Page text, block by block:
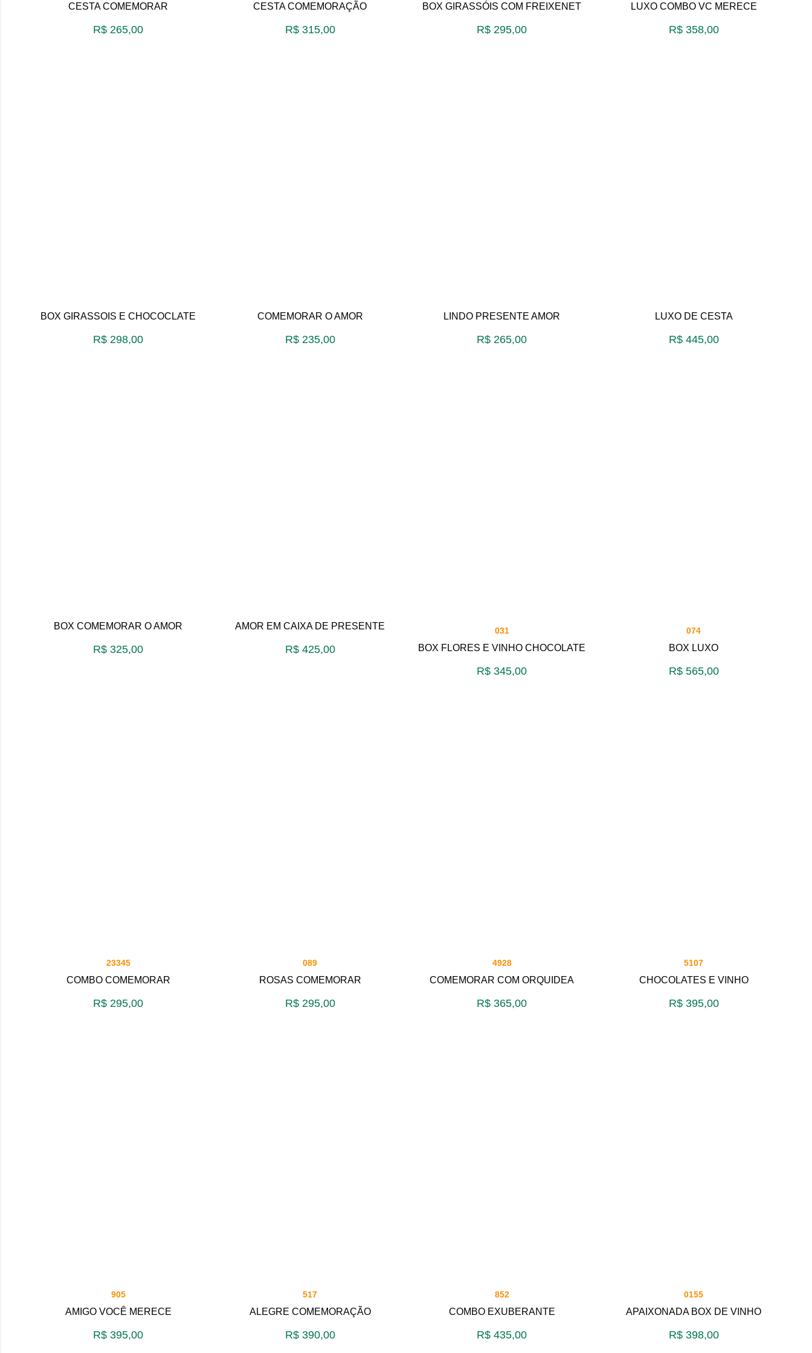
CESTA COMEMORAR
R$ 265,00
CESTA COMEMORAÇÃO
R$315,00
BOX GIRASSÓIS COM FREIXENET
R$ 295,00
LUXO COMBO VC MERECE
R$358,00
BOX GIRASSOIS E CHOCOCLATE
R$ 298,00
COMEMORAR O AMOR
R$235,00
LINDO PRESENTE AMOR
R$ 265,00
LUXO DE CESTA
R$445,00
BOX COMEMORAR O AMOR
R$ 325,00
AMOR EM CAIXA DE PRESENTE
R$425,00
031
BOX FLORES E VINHO CHOCOLATE
R$ 345,00
074
BOX LUXO
R$565,00
23345
COMBO COMEMORAR
R$ 295,00
089
ROSAS COMEMORAR
R$295,00
4928
COMEMORAR COM ORQUIDEA
R$ 365,00
5107
CHOCOLATES E VINHO
R$395,00
905
AMIGO VOCÊ MERECE
R$ 395,00
517
ALEGRE COMEMORAÇÃO
R$390,00
852
COMBO EXUBERANTE
R$ 435,00
0155
APAIXONADA BOX DE VINHO
R$398,00